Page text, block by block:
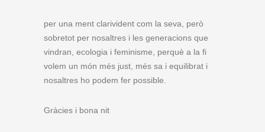
per una ment clarivident com la seva, però
sobretot per nosaltres i les generacions que
vindran, ecologia i feminisme, perquè a la fi
volem un món més just, més sa i equilibrat i
nosaltres ho podem fer possible.
Gràcies i bona nit